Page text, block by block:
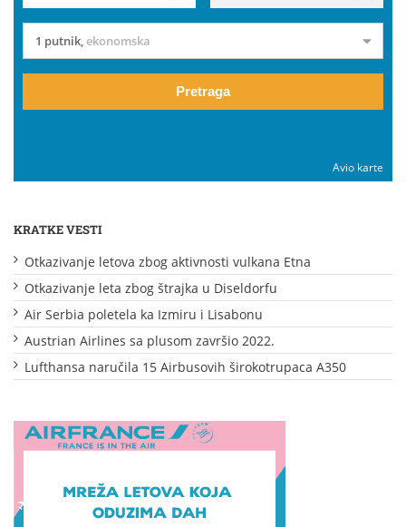
1 putnik,ekonomska
Pretraga
Avio karte
KRATKE VESTI
Otkazivanje letova zbog aktivnosti vulkana Etna
Otkazivanje leta zbog štrajka u Diseldorfu
Air Serbia poletela ka Izmiru i Lisabonu
Austrian Airlines sa plusom završio 2022.
Lufthansa naručila 15 Airbusovih širokotrupaca A350